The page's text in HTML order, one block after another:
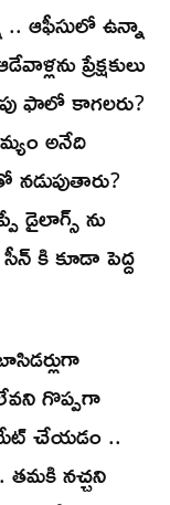
.. ఆఫీసులో ఉన్నా
ప్రేక్షకులు
ఫాలో కాగలరు?
అనేది
డైలాగ్స్ ను
కి కూడా పెద్ద
గొప్పగా
చేయడం ..
నచ్చని